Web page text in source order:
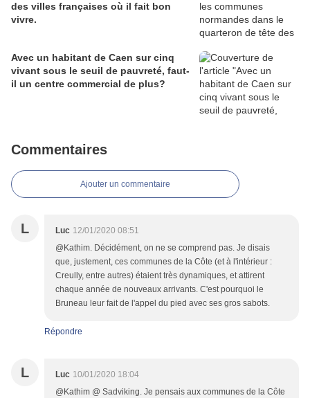
des villes françaises où il fait bon
vivre.
Avec un habitant de Caen sur cinq
vivant sous le seuil de pauvreté, faut-
il un centre commercial de plus?
Commentaires
Ajouter un commentaire
L Luc 12/01/2020 08:51
@Kathim. Décidément, on ne se comprend pas. Je disais
que, justement, ces communes de la Côte (et à l'intérieur :
Creully, entre autres) étaient très dynamiques, et attirent
chaque année de nouveaux arrivants. C'est pourquoi le
Bruneau leur fait de l'appel du pied avec ses gros sabots.
Répondre
L Luc 10/01/2020 18:04
@Kathim @ Sadviking. Je pensais aux communes de la Côte